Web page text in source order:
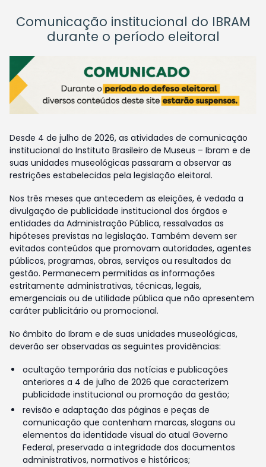
Comunicação institucional do IBRAM
durante o período eleitoral
Desde 4 de julho de 2026, as atividades de comunicação
institucional do Instituto Brasileiro de Museus – Ibram e de
suas unidades museológicas passaram a observar as
restrições estabelecidas pela legislação eleitoral.
Nos três meses que antecedem as eleições, é vedada a
divulgação de publicidade institucional dos órgãos e
entidades da Administração Pública, ressalvadas as
hipóteses previstas na legislação. Também devem ser
evitados conteúdos que promovam autoridades, agentes
públicos, programas, obras, serviços ou resultados da
gestão. Permanecem permitidas as informações
estritamente administrativas, técnicas, legais,
emergenciais ou de utilidade pública que não apresentem
caráter publicitário ou promocional.
No âmbito do Ibram e de suas unidades museológicas,
deverão ser observadas as seguintes providências:
ocultação temporária das notícias e publicações
anteriores a 4 de julho de 2026 que caracterizem
publicidade institucional ou promoção da gestão;
revisão e adaptação das páginas e peças de
comunicação que contenham marcas, slogans ou
elementos da identidade visual do atual Governo
Federal, preservada a integridade dos documentos
administrativos, normativos e históricos;